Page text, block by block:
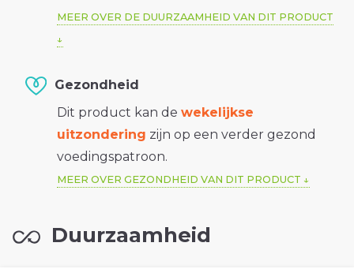
MEER OVER DE DUURZAAMHEID VAN DIT PRODUCT
Gezondheid
Dit product kan de wekelijkse
uitzondering zijn op een verder gezond
voedingspatroon.
MEER OVER GEZONDHEID VAN DIT PRODUCT
Duurzaamheid